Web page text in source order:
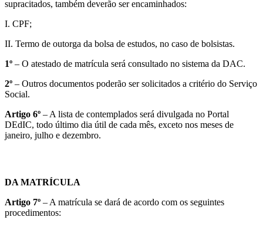
supracitados, também deverão ser encaminhados:
I. CPF;
II. Termo de outorga da bolsa de estudos, no caso de bolsistas.
1º – O atestado de matrícula será consultado no sistema da DAC.
2º – Outros documentos poderão ser solicitados a critério do Serviço
Social.
Artigo 6º – A lista de contemplados será divulgada no Portal
DEdIC, todo último dia útil de cada mês, exceto nos meses de
janeiro, julho e dezembro.
DA MATRÍCULA
Artigo 7º – A matrícula se dará de acordo com os seguintes
procedimentos: